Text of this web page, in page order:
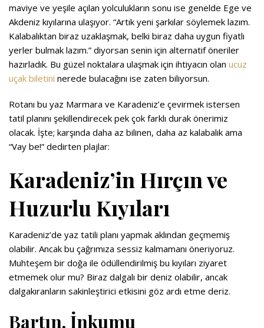
maviye ve yeşile açılan yolculukların sonu ise genelde Ege ve
Akdeniz kıyılarına ulaşıyor. “Artık yeni şarkılar söylemek lazım.
Kalabalıktan biraz uzaklaşmak, belki biraz daha uygun fiyatlı
yerler bulmak lazım.” diyorsan senin için alternatif öneriler
hazırladık. Bu güzel noktalara ulaşmak için ihtiyacın olan ucuz
uçak biletini nerede bulacağını ise zaten biliyorsun.
Rotanı bu yaz Marmara ve Karadeniz’e çevirmek istersen
tatil planını şekillendirecek pek çok farklı durak önerimiz
olacak. İşte; karşında daha az bilinen, daha az kalabalık ama
“Vay be!” dedirten plajlar:
Karadeniz’in Hırçın ve
Huzurlu Kıyıları
Karadeniz’de yaz tatili planı yapmak aklından geçmemiş
olabilir. Ancak bu çağrımıza sessiz kalmamanı öneriyoruz.
Muhteşem bir doğa ile ödüllendirilmiş bu kıyıları ziyaret
etmemek olur mu? Biraz dalgalı bir deniz olabilir, ancak
dalgakıranların sakinleştirici etkisini göz ardı etme deriz.
Bartın, İnkumu